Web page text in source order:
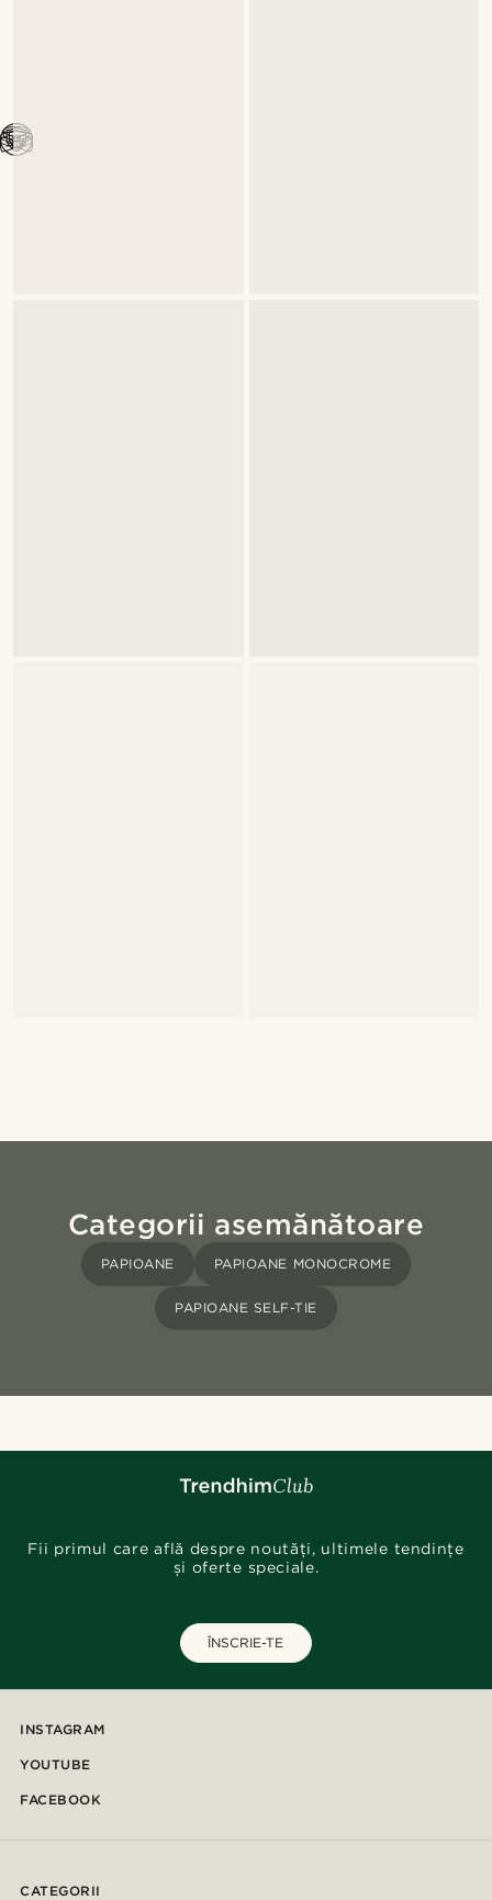
Categorii asemănătoare
PAPIOANE PAPIOANE MONOCROME
PAPIOANE SELF-TIE
Fii primul care află despre noutăți, ultimele tendințe
și oferte speciale.
ÎNSCRIE-TE
INSTAGRAM
YOUTUBE
FACEBOOK
CATEGORII